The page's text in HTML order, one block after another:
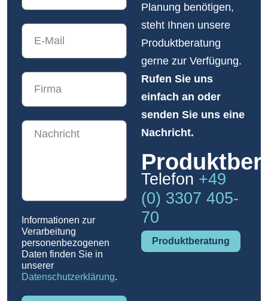
Planung benötigen,
steht Ihnen unsere
Produktberatung
gerne zur Verfügung.
Rufen Sie uns
einfach an oder
senden Sie uns eine
Nachricht.
Telefon +49
(0) 3307 405-
70
Produktberatung
Informationen zur
Verarbeitung
personenbezogenen
Daten finden Sie in
unserer
Datenschutzerklärung.